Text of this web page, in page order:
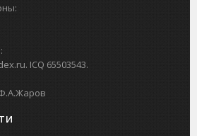
ICQ 65503543.